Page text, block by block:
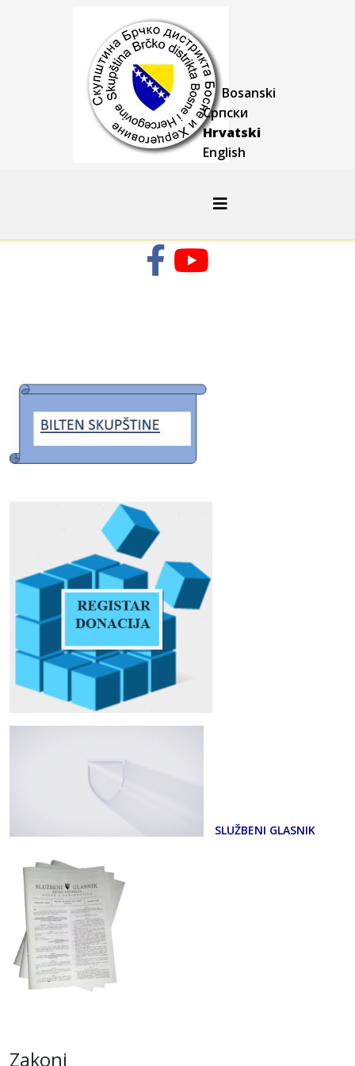
Bosanski
Српски
Hrvatski
English
SLUŽBENI GLASNIK
Zakoni